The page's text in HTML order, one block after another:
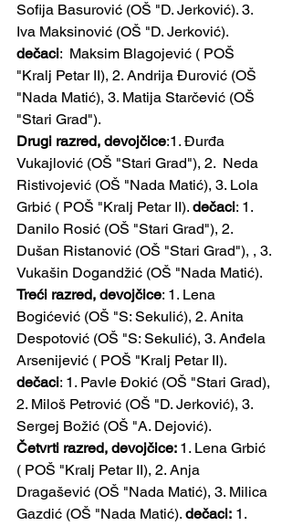
Sofija Basurović (OŠ "D. Jerković). 3.
Iva Maksinović (OŠ "D. Jerković).
dečaci:  Maksim Blagojević ( POŠ
"Kralj Petar II), 2. Andrija Đurović (OŠ
"Nada Matić), 3. Matija Starčević (OŠ
"Stari Grad").
Drugi razred, devojčice:1. Đurđa
Vukajlović (OŠ "Stari Grad"), 2.  Neda
Ristivojević (OŠ "Nada Matić), 3. Lola
Grbić ( POŠ "Kralj Petar II). dečaci: 1.
Danilo Rosić (OŠ "Stari Grad"), 2.
Dušan Ristanović (OŠ "Stari Grad"), , 3.
Vukašin Dogandžić (OŠ "Nada Matić).
Treći razred, devojčice: 1. Lena
Bogićević (OŠ "S: Sekulić), 2. Anita
Despotović (OŠ "S: Sekulić), 3. Anđela
Arsenijević ( POŠ "Kralj Petar II).
dečaci: 1. Pavle Đokić (OŠ "Stari Grad),
2. Miloš Petrović (OŠ "D. Jerković), 3.
Sergej Božić (OŠ "A. Dejović).
Četvrti razred, devojčice: 1. Lena Grbić
( POŠ "Kralj Petar II), 2. Anja
Dragašević (OŠ "Nada Matić), 3. Milica
Gazdić (OŠ "Nada Matić). dečaci: 1.